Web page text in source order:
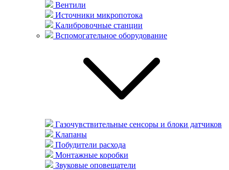
Вентили
Источники микропотока
Калибровочные станции
Вспомогательное оборудование
Газочувствительные сенсоры и блоки датчиков
Клапаны
Побудители расхода
Монтажные коробки
Звуковые оповещатели